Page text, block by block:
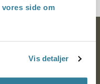
vores side om
Vis detaljer